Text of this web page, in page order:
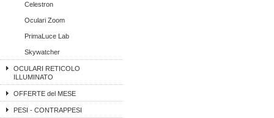
Celestron
Oculari Zoom
PrimaLuce Lab
Skywatcher
OCULARI RETICOLO
ILLUMINATO
OFFERTE del MESE
PESI - CONTRAPPESI